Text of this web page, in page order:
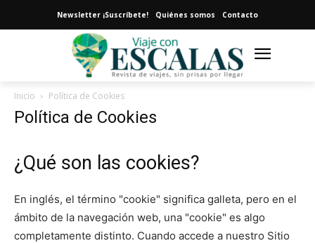
Newsletter ¡Suscríbete! Quiénes somos Contacto
Inicio Política de Cookies
Política de Cookies
¿Qué son las cookies?
En inglés, el término "cookie" significa galleta, pero en el
ámbito de la navegación web, una "cookie" es algo
completamente distinto. Cuando accede a nuestro Sitio